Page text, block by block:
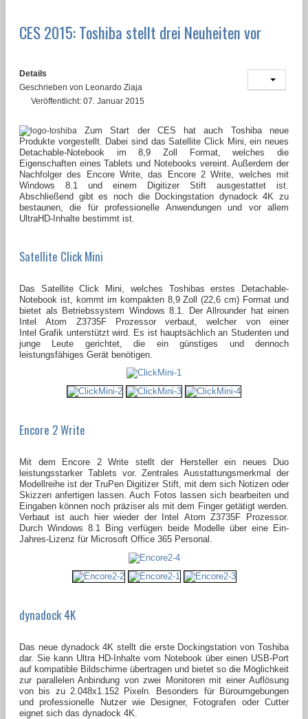
CES 2015: Toshiba stellt drei Neuheiten vor
Details
Geschrieben von Leonardo Ziaja
Veröffentlicht: 07. Januar 2015
Zum Start der CES hat auch Toshiba neue
Produkte vorgestellt. Dabei sind das Satellite Click Mini, ein neues
Detachable-Notebook im 8,9 Zoll Format, welches die
Eigenschaften eines Tablets und Notebooks vereint. Außerdem der
Nachfolger des Encore Write, das Encore 2 Write, welches mit
Windows 8.1 und einem Digitizer Stift ausgestattet ist.
Abschließend gibt es noch die Dockingstation dynadock 4K zu
bestaunen, die für professionelle Anwendungen und vor allem
UltraHD-Inhalte bestimmt ist.
Satellite Click Mini
Das Satellite Click Mini, welches Toshibas erstes Detachable-
Notebook ist, kommt im kompakten 8,9 Zoll (22,6 cm) Format und
bietet als Betriebssystem Windows 8.1. Der Allrounder hat einen
Intel Atom Z3735F Prozessor verbaut, welcher von einer
Intel Grafik unterstützt wird. Es ist hauptsächlich an Studenten und
junge Leute gerichtet, die ein günstiges und dennoch
leistungsfähiges Gerät benötigen.
Encore 2 Write
Mit dem Encore 2 Write stellt der Hersteller ein neues Duo
leistungsstarker Tablets vor. Zentrales Ausstattungsmerkmal der
Modellreihe ist der TruPen Digitizer Stift, mit dem sich Notizen oder
Skizzen anfertigen lassen. Auch Fotos lassen sich bearbeiten und
Eingaben können noch präziser als mit dem Finger getätigt werden.
Verbaut ist auch hier wieder der Intel Atom Z3735F Prozessor.
Durch Windows 8.1 Bing verfügen beide Modelle über eine Ein-
Jahres-Lizenz für Microsoft Office 365 Personal.
dynadock 4K
Das neue dynadock 4K stellt die erste Dockingstation von Toshiba
dar. Sie kann Ultra HD-Inhalte vom Notebook über einen USB-Port
auf kompatible Bildschirme übertragen und bietet so die Möglichkeit
zur parallelen Anbindung von zwei Monitoren mit einer Auflösung
von bis zu 2.048x1.152 Pixeln. Besonders für Büroumgebungen
und professionelle Nutzer wie Designer, Fotografen oder Cutter
eignet sich das dynadock 4K.